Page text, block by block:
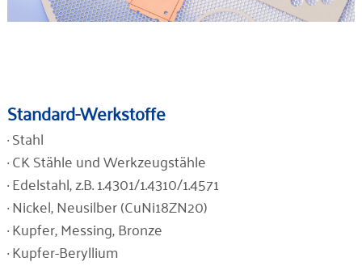
Standard-Werkstoffe
· Stahl
· CK Stähle und Werkzeugstähle
· Edelstahl, z.B. 1.4301/1.4310/1.4571
· Nickel, Neusilber (CuNi18ZN20)
· Kupfer, Messing, Bronze
· Kupfer-Beryllium